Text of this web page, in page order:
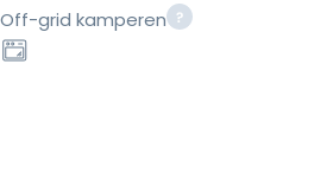
Off-grid kamperen